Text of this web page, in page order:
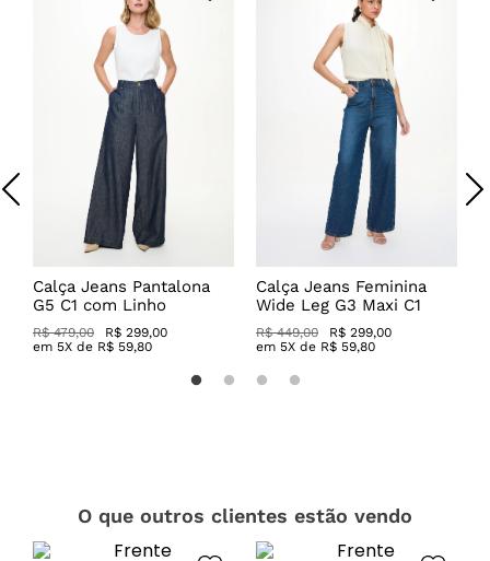
Calça Jeans Pantalona
G5 C1 com Linho
R$ 479,00
R$ 299,00
em 5X de R$ 59,80
Calça Jeans Feminina
Wide Leg G3 Maxi C1
R$ 449,00
R$ 299,00
em 5X de R$ 59,80
O que outros clientes estão vendo